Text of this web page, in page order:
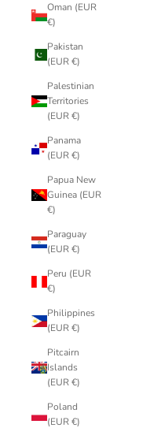
Oman (EUR
€)
Pakistan
(EUR €)
Palestinian
Territories
(EUR €)
Panama
(EUR €)
Papua New
Guinea (EUR
€)
Paraguay
(EUR €)
Peru (EUR
€)
Philippines
(EUR €)
Pitcairn
Islands
(EUR €)
Poland
(EUR €)